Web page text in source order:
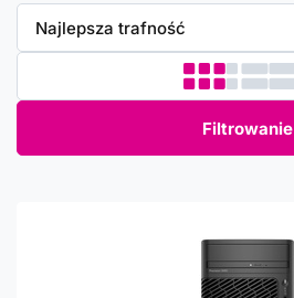
Zmień sortowanie
Najlepsza trafność
Filtrowanie